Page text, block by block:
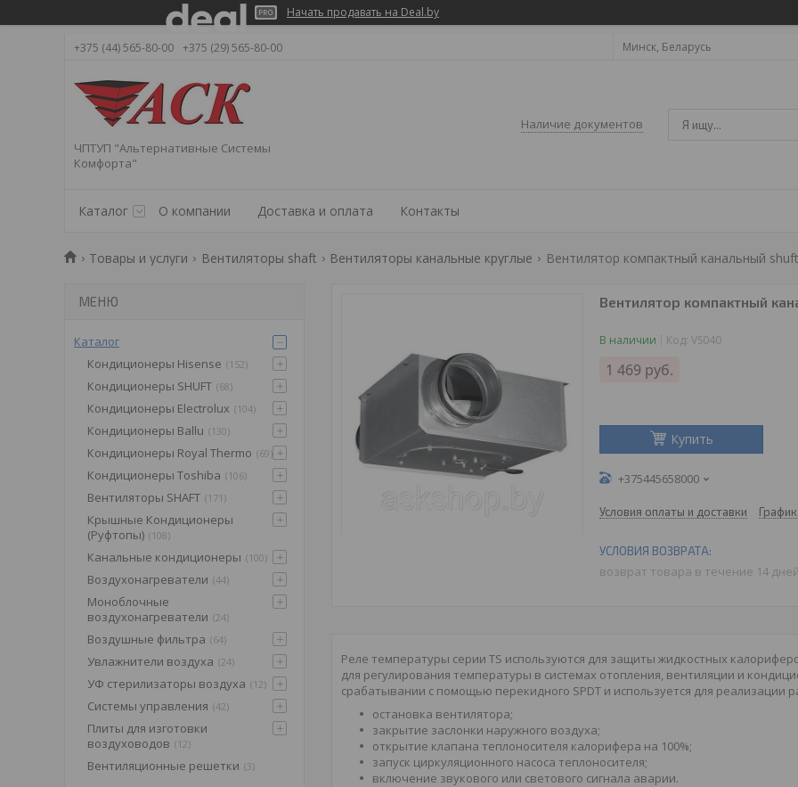
Начать продавать на Deal.by
+375 (44) 565-80-00 +375 (29) 565-80-00 Минск, Беларусь
ЧПТУП "Альтернативные Системы
Комфорта"
Наличие документов
Каталог О компании Доставка и оплата Контакты
Товары и услуги Вентиляторы shaft Вентиляторы канальные круглые Вентилятор компактный канальный
Вентилятор компактный
В наличии Код: VS040
1 469 руб.
Купить
+375445658000
Условия оплаты и доставки
возврат товара в течение 14
Реле температуры серии TS используются для защиты жидкостных
для регулирования температуры в системах отопления, вентиляции и
срабатывании с помощью перекидного SPDT и используется для
остановка вентилятора;
закрытие заслонки наружного воздуха;
открытие клапана теплоносителя калорифера на 100%;
запуск циркуляционного насоса теплоносителя;
включение звукового или светового сигнала аварии.
Каталог
Кондиционеры Hisense
152
Кондиционеры SHUFT 68
Кондиционеры Electrolux 104
Кондиционеры Ballu 130
Кондиционеры Royal Thermo 69
Кондиционеры Toshiba 106
Вентиляторы SHAFT 171
Крышные Кондиционеры
(Pуфтопы)
108
Канальные кондиционеры 100
Воздухонагреватели 44
Моноблочные
воздухонагреватели 24
Воздушные фильтра 64
Увлажнители воздуха 24
УФ стерилизаторы воздуха 12
Системы управления 42
Плиты для изготовки
воздуховодов
12
Вентиляционные решетки 3